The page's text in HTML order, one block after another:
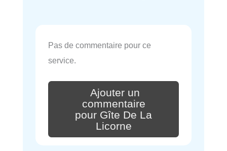
Pas de commentaire pour ce
service.
Ajouter un
commentaire
pour Gîte De La
Licorne